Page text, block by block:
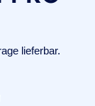
lieferbar.